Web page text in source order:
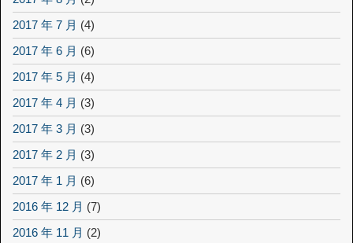
2017 年 7 月 (4)
2017 年 6 月 (6)
2017 年 5 月 (4)
2017 年 4 月 (3)
2017 年 3 月 (3)
2017 年 2 月 (3)
2017 年 1 月 (6)
2016 年 12 月 (7)
2016 年 11 月 (2)